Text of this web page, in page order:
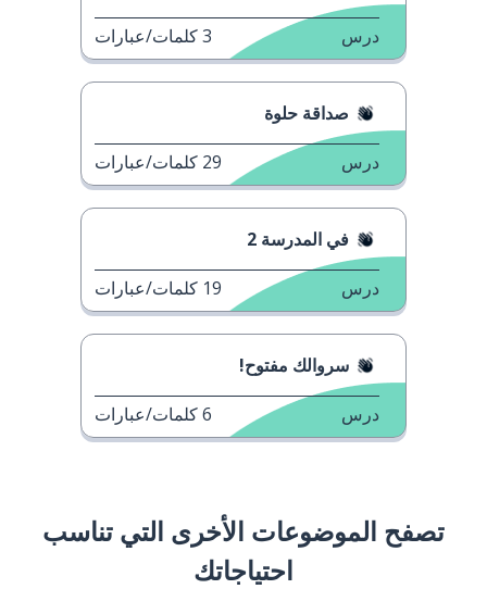
درس 3كلمات/عبارات
صداقة حلوة
درس 29 كلمات/عبارات
في المدرسة 2
درس 19 كلمات/عبارات
سروالك مفتوح!
درس 6كلمات/عبارات
تصفح الموضوعات الأخرى التي تناسب
احتياجاتك